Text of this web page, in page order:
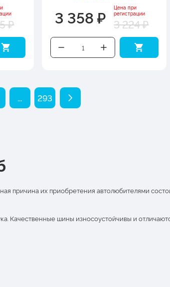
₽ 3 358 ₽
Цена при
регистрации
3 224 ₽
... 293
причина их приобретения автолюбителями
Качественные шины износоустойчивы и